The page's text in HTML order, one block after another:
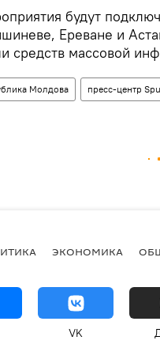
будут
Ереване и
средств массовой
Молдова пресс-центр
ЭКОНОМИКА
VK